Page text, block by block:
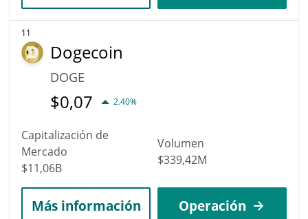
11
Dogecoin
DOGE
$0,07 2.40%
Capitalización de
Mercado
$11,06B
Volumen
$339,42M
Más información Operación